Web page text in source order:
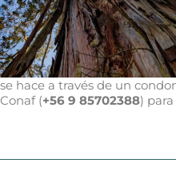
hace a través de un
(‎+56 9 85702388)